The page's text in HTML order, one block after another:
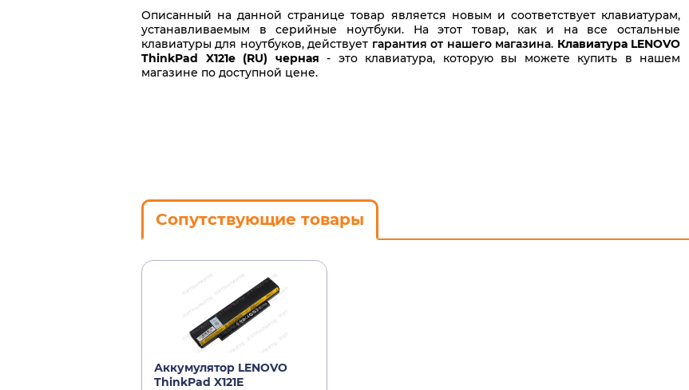
Описанный на данной странице товар является новым и соответствует клавиатурам,
устанавливаемым в серийные ноутбуки. На этот товар, как и на все остальные
клавиатуры для ноутбуков, действует гарантия от нашего магазина. Клавиатура LENOVO
ThinkPad X121e (RU) черная - это клавиатура, которую вы можете купить в нашем
магазине по доступной цене.
Сопутствующие товары
Аккумулятор LENOVO
ThinkPad X121E